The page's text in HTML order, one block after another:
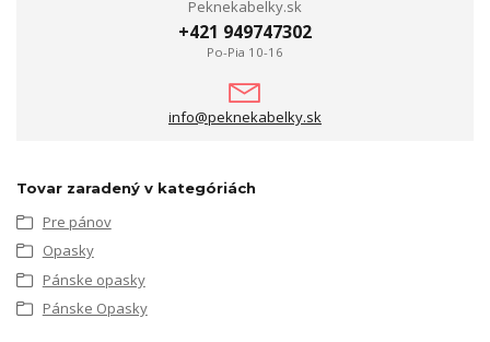
Peknekabelky.sk
+421 949747302
Po-Pia 10-16
info@peknekabelky.sk
Tovar zaradený v kategóriách
Pre pánov
Opasky
Pánske opasky
Pánske Opasky